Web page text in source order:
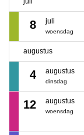
8 juli
woensdag
augustus
4 augustus
dinsdag
12 augustus
woensdag